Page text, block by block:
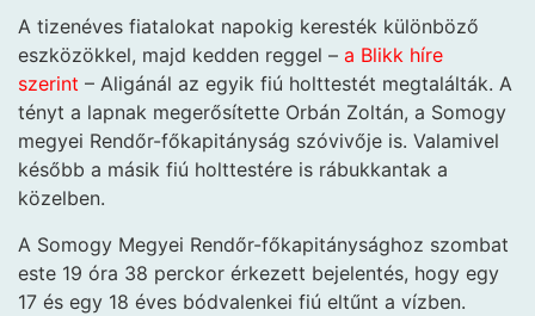
A tizenéves fiatalokat napokig keresték különböző
eszközökkel, majd kedden reggel – a Blikk híre
szerint – Aligánál az egyik fiú holttestét megtalálták. A
tényt a lapnak megerősítette Orbán Zoltán, a Somogy
megyei Rendőr-főkapitányság szóvivője is. Valamivel
később a másik fiú holttestére is rábukkantak a
közelben.
A Somogy Megyei Rendőr-főkapitánysághoz szombat
este 19 óra 38 perckor érkezett bejelentés, hogy egy
17 és egy 18 éves bódvalenkei fiú eltűnt a vízben.